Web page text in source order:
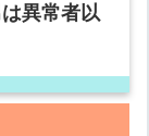
異常者以